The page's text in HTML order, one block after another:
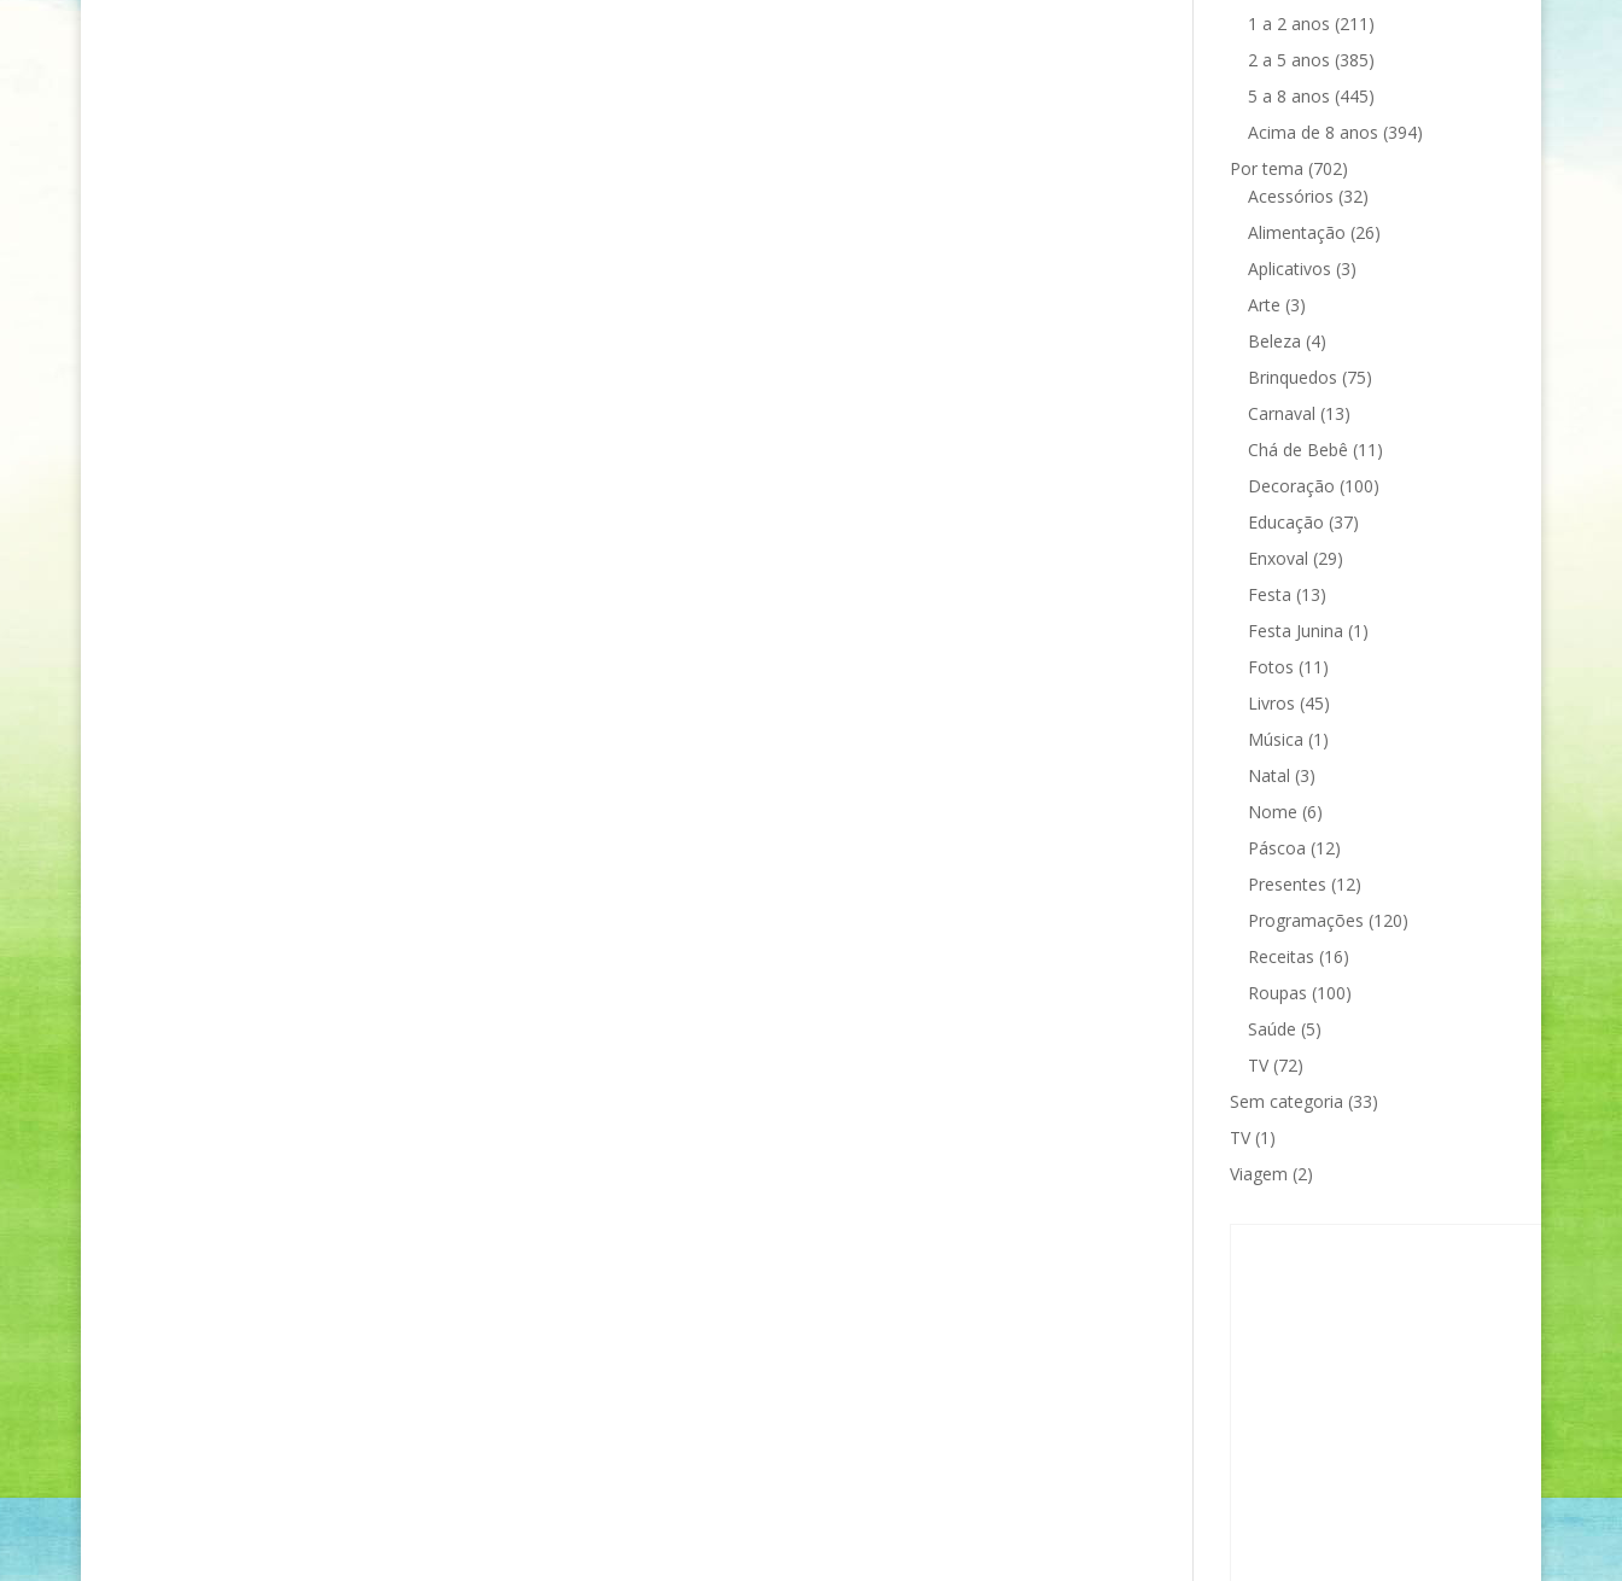
1 a 2 anos (211)
2 a 5 anos (385)
5 a 8 anos (445)
Acima de 8 anos (394)
Por tema (702)
Acessórios (32)
Alimentação (26)
Aplicativos (3)
Arte (3)
Beleza (4)
Brinquedos (75)
Carnaval (13)
Chá de Bebê (11)
Decoração (100)
Educação (37)
Enxoval (29)
Festa (13)
Festa Junina (1)
Fotos (11)
Livros (45)
Música (1)
Natal (3)
Nome (6)
Páscoa (12)
Presentes (12)
Programações (120)
Receitas (16)
Roupas (100)
Saúde (5)
TV(72)
Sem categoria (33)
TV(1)
Viagem (2)